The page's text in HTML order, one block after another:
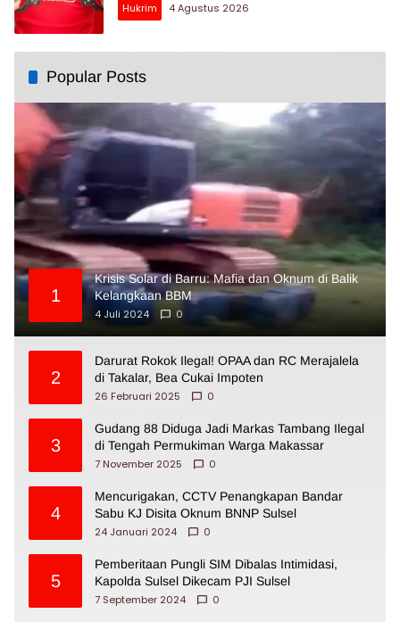
Hukrim
4 Agustus 2026
Popular Posts
1
Krisis Solar di Barru: Mafia dan Oknum di Balik
Kelangkaan BBM
4 Juli 2024
0
2
Darurat Rokok Ilegal! OPAA dan RC Merajalela
di Takalar, Bea Cukai Impoten
26 Februari 2025
0
3
Gudang 88 Diduga Jadi Markas Tambang Ilegal
di Tengah Permukiman Warga Makassar
7 November 2025
0
4
Mencurigakan, CCTV Penangkapan Bandar
Sabu KJ Disita Oknum BNNP Sulsel
24 Januari 2024
0
5
Pemberitaan Pungli SIM Dibalas Intimidasi,
Kapolda Sulsel Dikecam PJI Sulsel
7 September 2024
0